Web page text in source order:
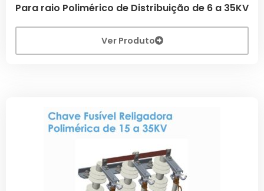
Para raio Polimérico de Distribuição de 6 a 35KV
Ver Produto